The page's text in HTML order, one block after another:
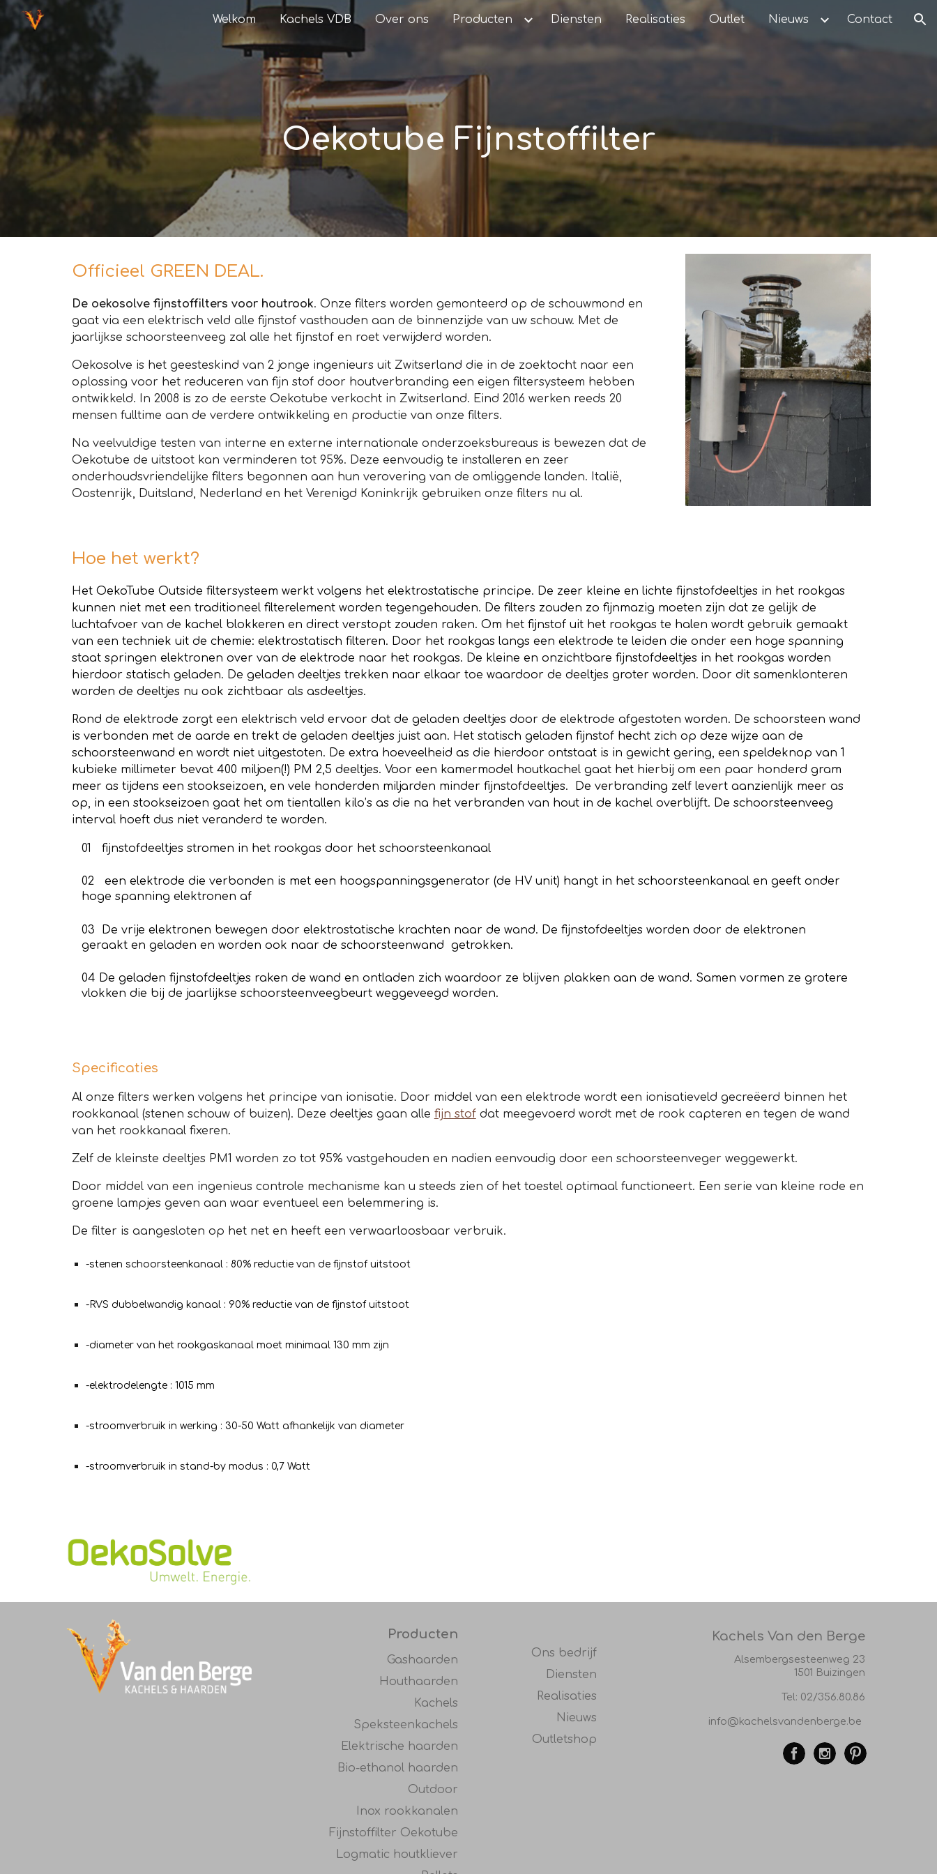
Skip to main content Skip to navigation
Welkom Kachels VDB Over ons Producten Diensten Realisaties Outlet Nieuws Contact
Oekotube Fijnstoffilter
Officieel GREEN DEAL.
De oekosolve fijnstoffilters voor houtrook. Onze filters worden gemonteerd op de schouwmond en
gaat via een elektrisch veld alle fijnstof vasthouden aan de binnenzijde van uw schouw. Met de
jaarlijkse schoorsteenveeg zal alle het fijnstof en roet verwijderd worden.
Oekosolve is het geesteskind van 2 jonge ingenieurs uit Zwitserland die in de zoektocht naar een
oplossing voor het reduceren van fijn stof door houtverbranding een eigen filtersysteem hebben
ontwikkeld. In 2008 is zo de eerste Oekotube verkocht in Zwitserland. Eind 2016 werken reeds 20
mensen fulltime aan de verdere ontwikkeling en productie van onze filters.
Na veelvuldige testen van interne en externe internationale onderzoeksbureaus is bewezen dat de
Oekotube de uitstoot kan verminderen tot 95%. Deze eenvoudig te installeren en zeer
onderhoudsvriendelijke filters begonnen aan hun verovering van de omliggende landen. Italië,
Oostenrijk, Duitsland, Nederland en het Verenigd Koninkrijk gebruiken onze filters nu al.
Hoe het werkt?
Het OekoTube Outside filtersysteem werkt volgens het elektrostatische principe. De zeer kleine en lichte fijnstofdeeltjes in het rookgas
kunnen niet met een traditioneel filterelement worden tegengehouden. De filters zouden zo fijnmazig moeten zijn dat ze gelijk de
luchtafvoer van de kachel blokkeren en direct verstopt zouden raken. Om het fijnstof uit het rookgas te halen wordt gebruik gemaakt
van een techniek uit de chemie: elektrostatisch filteren. Door het rookgas langs een elektrode te leiden die onder een hoge spanning
staat springen elektronen over van de elektrode naar het rookgas. De kleine en onzichtbare fijnstofdeeltjes in het rookgas worden
hierdoor statisch geladen. De geladen deeltjes trekken naar elkaar toe waardoor de deeltjes groter worden. Door dit samenklonteren
worden de deeltjes nu ook zichtbaar als asdeeltjes.
Rond de elektrode zorgt een elektrisch veld ervoor dat de geladen deeltjes door de elektrode afgestoten worden. De schoorsteen wand
is verbonden met de aarde en trekt de geladen deeltjes juist aan. Het statisch geladen fijnstof hecht zich op deze wijze aan de
schoorsteenwand en wordt niet uitgestoten. De extra hoeveelheid as die hierdoor ontstaat is in gewicht gering, een speldeknop van 1
kubieke millimeter bevat 400 miljoen(!) PM 2,5 deeltjes. Voor een kamermodel houtkachel gaat het hierbij om een paar honderd gram
meer as tijdens een stookseizoen, en vele honderden miljarden minder fijnstofdeeltjes. De verbranding zelf levert aanzienlijk meer as
op, in een stookseizoen gaat het om tientallen kilo’s as die na het verbranden van hout in de kachel overblijft. De schoorsteenveeg
interval hoeft dus niet veranderd te worden.
01 fijnstofdeeltjes stromen in het rookgas door het schoorsteenkanaal
02 een elektrode die verbonden is met een hoogspanningsgenerator (de HV unit) hangt in het schoorsteenkanaal en geeft onder
hoge spanning elektronen af
03 De vrije elektronen bewegen door elektrostatische krachten naar de wand. De fijnstofdeeltjes worden door de elektronen
geraakt en geladen en worden ook naar de schoorsteenwand getrokken.
04 De geladen fijnstofdeeltjes raken de wand en ontladen zich waardoor ze blijven plakken aan de wand. Samen vormen ze grotere
vlokken die bij de jaarlijkse schoorsteenveegbeurt weggeveegd worden.
Specificaties
Al onze filters werken volgens het principe van ionisatie. Door middel van een elektrode wordt een ionisatieveld gecreëerd binnen het
rookkanaal (stenen schouw of buizen). Deze deeltjes gaan alle fijn stofdat meegevoerd wordt met de rook capteren en tegen de wand
van het rookkanaal fixeren.
Zelf de kleinste deeltjes PM1 worden zo tot 95% vastgehouden en nadien eenvoudig door een schoorsteenveger weggewerkt.
Door middel van een ingenieus controle mechanisme kan u steeds zien of het toestel optimaal functioneert. Een serie van kleine rode en
groene lampjes geven aan waar eventueel een belemmering is.
De filter is aangesloten op het net en heeft een verwaarloosbaar verbruik.
-stenen schoorsteenkanaal : 80% reductie van de fijnstof uitstoot
-RVS dubbelwandig kanaal : 90% reductie van de fijnstof uitstoot
-diameter van het rookgaskanaal moet minimaal 130 mm zijn
-elektrodelengte : 1015 mm
-stroomverbruik in werking : 30-50 Watt afhankelijk van diameter
-stroomverbruik in stand-by modus : 0,7 Watt
Producten
Gashaarden
Houthaarden
Kachels
Speksteenkachels
Elektrische haarden
Bio-ethanol haarden
Outdoor
Inox rookkanalen
Fijnstoffilter Oekotube
Logmatic houtkliever
Ons bedrijf
Diensten
Realisaties
Nieuws
Outletshop
Kachels Van den Berge
Alsembergsesteenweg 23
1501 Buizingen
Tel: 02/356.80.86
info@kachelsvandenberge.be